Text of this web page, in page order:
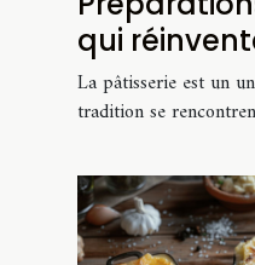
qui
classiques
pâtisserie
La pâtisserie est un
tradition se